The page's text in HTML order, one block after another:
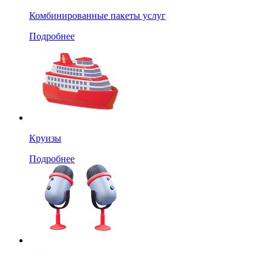
Комбинированные пакеты услуг
Подробнее
Круизы
Подробнее